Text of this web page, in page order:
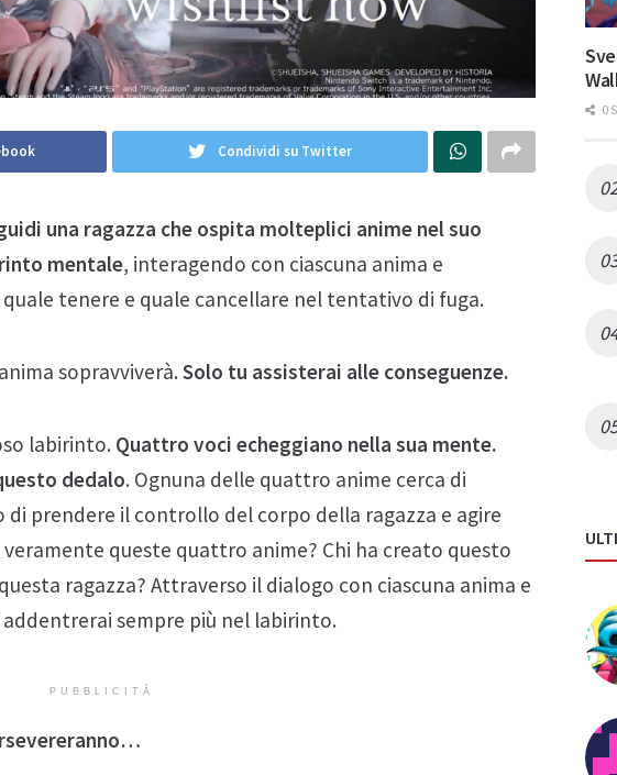
Condividi su Twitter
una ragazza che ospita molteplici anime nel suo
mentale, interagendo con ciascuna anima e
tenere e quale cancellare nel tentativo di fuga.
sopravviverà. Solo tu assisterai alle conseguenze.
labirinto. Quattro voci echeggiano nella sua mente.
dedalo. Ognuna delle quattro anime cerca di
prendere il controllo del corpo della ragazza e agire
queste quattro anime? Chi ha creato questo
ragazza? Attraverso il dialogo con ciascuna anima e
sempre più nel labirinto.
PUBBLICITÀ
0